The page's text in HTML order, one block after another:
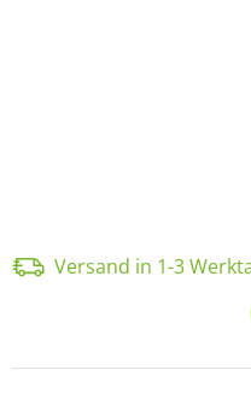
Versand in 1-3